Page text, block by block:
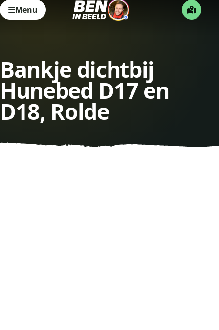
Menu
Bankje dichtbij
Hunebed D17 en
D18, Rolde